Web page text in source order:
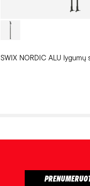
SWIX NORDIC ALU lygumų